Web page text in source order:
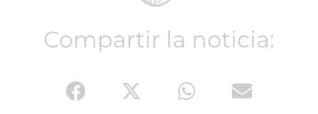
Compartir la noticia: